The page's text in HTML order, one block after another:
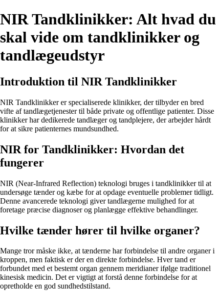
NIR Tandklinikker: Alt hvad du
skal vide om tandklinikker og
tandlægeudstyr
Introduktion til NIR Tandklinikker
NIR Tandklinikker er specialiserede klinikker, der tilbyder en bred
vifte af tandlægetjenester til både private og offentlige patienter. Disse
klinikker har dedikerede tandlæger og tandplejere, der arbejder hårdt
for at sikre patienternes mundsundhed.
NIR for Tandklinikker: Hvordan det
fungerer
NIR (Near-Infrared Reflection) teknologi bruges i tandklinikker til at
undersøge tænder og kæbe for at opdage eventuelle problemer tidligt.
Denne avancerede teknologi giver tandlægerne mulighed for at
foretage præcise diagnoser og planlægge effektive behandlinger.
Hvilke tænder hører til hvilke organer?
Mange tror måske ikke, at tænderne har forbindelse til andre organer i
kroppen, men faktisk er der en direkte forbindelse. Hver tand er
forbundet med et bestemt organ gennem meridianer ifølge traditionel
kinesisk medicin. Det er vigtigt at forstå denne forbindelse for at
opretholde en god sundhedstilstand.